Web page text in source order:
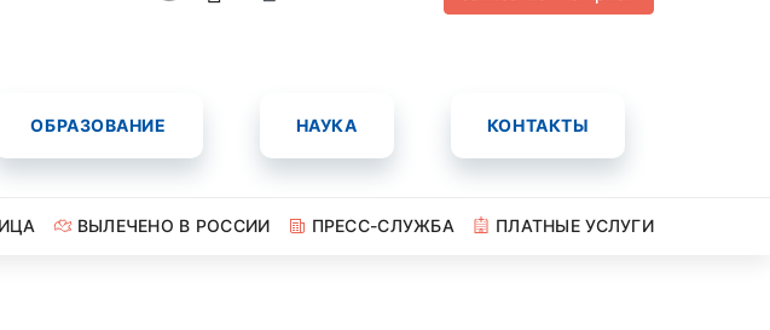
ОБРАЗОВАНИЕ НАУКА КОНТАКТЫ
ВЫЛЕЧЕНО В РОССИИ ПРЕСС-СЛУЖБА
ПЛАТНЫЕ УСЛУГИ